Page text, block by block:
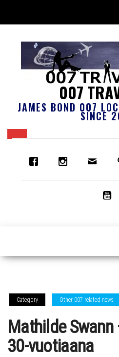
007
JAMES BOND 007
SINCE
Category Other 007 related news
Mathilde
30-vuotiaana